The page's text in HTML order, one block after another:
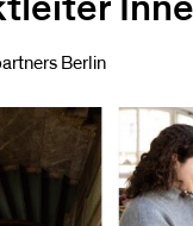
Berlin